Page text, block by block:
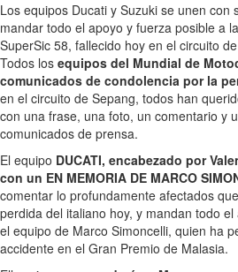
Los equipos Ducati y Suzuki se unen con
mandar todo el apoyo y fuerza posible a
SuperSic 58, fallecido hoy en el circuito
Todos los equipos del Mundial de
comunicados de condolencia por la
en el circuito de Sepang, todos han
con una frase, una foto, un comentario y
comunicados de prensa.
El equipo DUCATI, encabezado por
con un EN MEMORIA DE MARCO
comentar lo profundamente afectados
perdida del italiano hoy, y mandan todo
el equipo de Marco Simoncelli, quien ha
accidente en el Gran Premio de Malasia.